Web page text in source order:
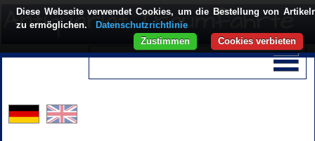
Diese Webseite verwendet Cookies, um die Bestellung von
zu ermöglichen.
Datenschutzrichtlinie
Cookies verbieten
Zustimmen